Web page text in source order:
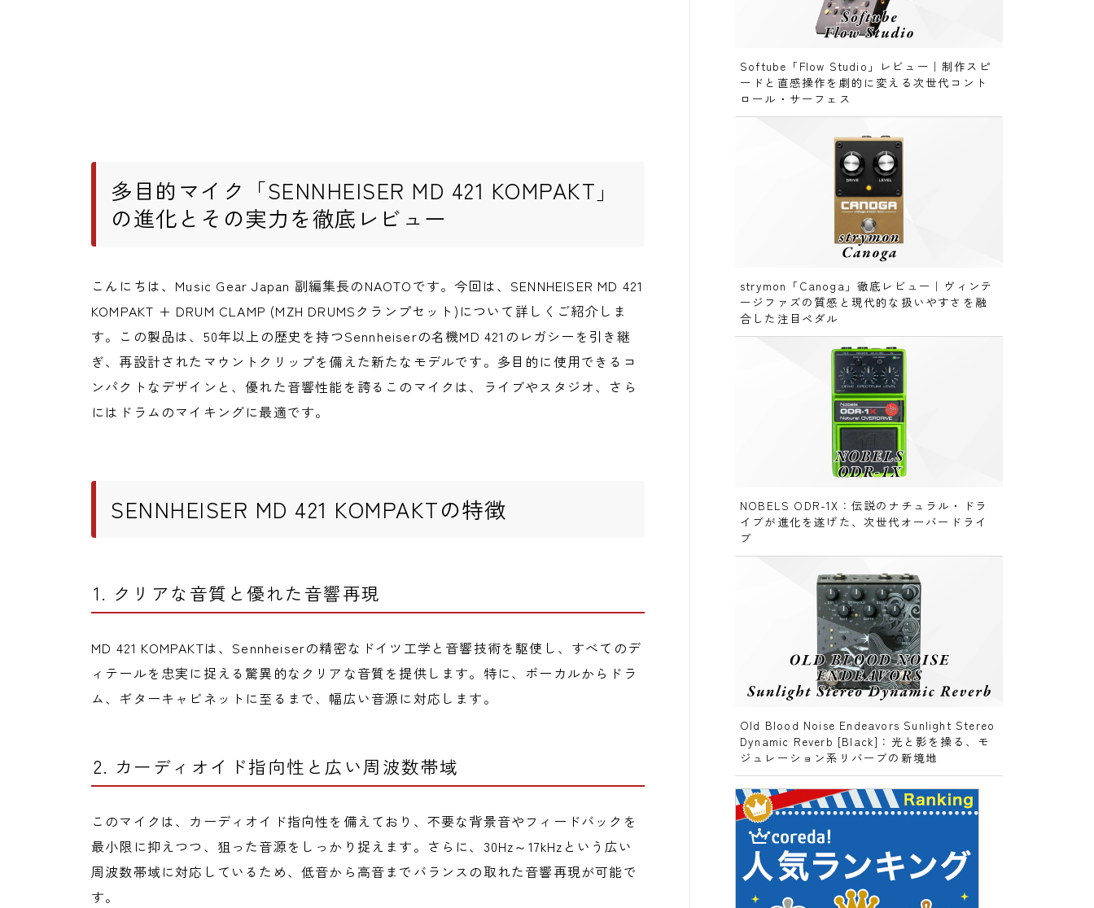
多目的マイク「SENNHEISER MD 421 KOMPAKT」
の進化とその実力を徹底レビュー
こんにちは、Music Gear Japan 副編集長のNAOTOです。今回は、SENNHEISER MD 421
KOMPAKT + DRUM CLAMP (MZH DRUMSクランプセット)について詳しくご紹介しま
す。この製品は、50年以上の歴史を持つSennheiserの名機MD 421のレガシーを引き継
ぎ、再設計されたマウントクリップを備えた新たなモデルです。多目的に使用できるコ
ンパクトなデザインと、優れた音響性能を誇るこのマイクは、ライブやスタジオ、さら
にはドラムのマイキングに最適です。
SENNHEISER MD 421 KOMPAKTの特徴
1. クリアな音質と優れた音響再現
MD 421 KOMPAKTは、Sennheiserの精密なドイツ工学と音響技術を駆使し、すべてのデ
ィテールを忠実に捉える驚異的なクリアな音質を提供します。特に、ボーカルからドラ
ム、ギターキャビネットに至るまで、幅広い音源に対応します。
2. カーディオイド指向性と広い周波数帯域
このマイクは、カーディオイド指向性を備えており、不要な背景音やフィードバックを
最小限に抑えつつ、狙った音源をしっかり捉えます。さらに、30Hz～17kHzという広い
周波数帯域に対応しているため、低音から高音までバランスの取れた音響再現が可能で
す。
Softube「Flow Studio」レビュー｜制作スピ
ードと直感操作を劇的に変える次世代コント
ロール・サーフェス
strymon「Canoga」徹底レビュー｜ヴィンテ
ージファズの質感と現代的な扱いやすさを融
合した注目ペダル
NOBELS ODR-1X：伝説のナチュラル・ドラ
イブが進化を遂げた、次世代オーバードライ
ブ
Old Blood Noise Endeavors Sunlight Stereo
Dynamic Reverb [Black]：光と影を操る、モ
ジュレーション系リバーブの新境地